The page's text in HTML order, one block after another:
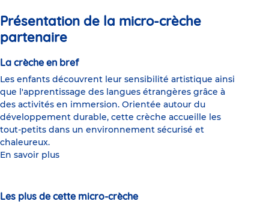
Présentation de la micro-crèche
partenaire
La crèche en bref
Les enfants découvrent leur sensibilité artistique ainsi
que l'apprentissage des langues étrangères grâce à
des activités en immersion. Orientée autour du
développement durable, cette crèche accueille les
tout-petits dans un environnement sécurisé et
chaleureux.
En savoir plus
Les plus de cette micro-crèche